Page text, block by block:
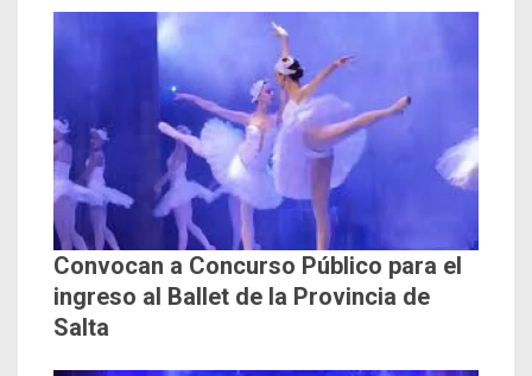
Convocan a Concurso Público para el
ingreso al Ballet de la Provincia de
Salta